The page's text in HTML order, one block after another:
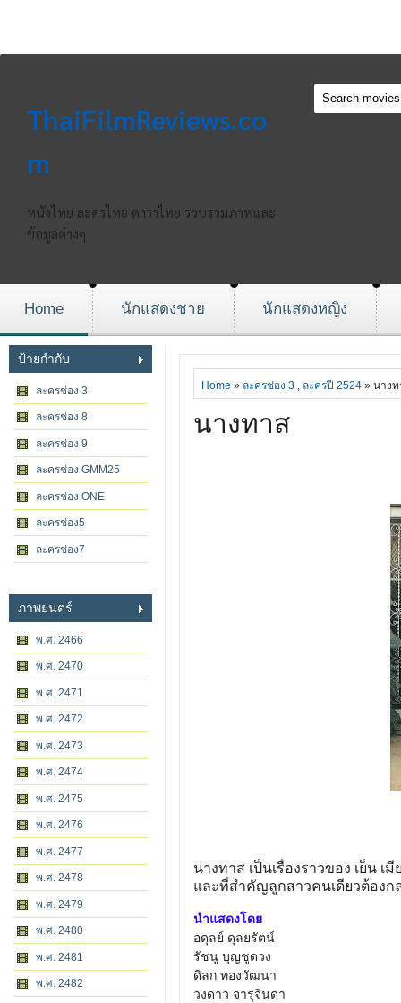
ThaiFilmReviews.co
m
หนังไทย ละครไทย ดาราไทย รวบรวมภาพและ
ข้อมูลต่างๆ
Home นักแสดงชาย นักแสดงหญิง
ป้ายกำกับ
ละครช่อง 3
ละครช่อง 8
ละครช่อง 9
ละครช่อง GMM25
ละครช่อง ONE
ละครช่อง5
ละครช่อง7
ภาพยนตร์
พ.ศ. 2466
พ.ศ. 2470
พ.ศ. 2471
พ.ศ. 2472
พ.ศ. 2473
พ.ศ. 2474
พ.ศ. 2475
พ.ศ. 2476
พ.ศ. 2477
พ.ศ. 2478
พ.ศ. 2479
พ.ศ. 2480
พ.ศ. 2481
พ.ศ. 2482
Home » ละครช่อง 3 , ละครปี 2524 » นาง
นางทาส
นางทาส เป็นเรื่องราวของ เย็น
และที่สำคัญลูกสาวคนเดียวต้อง
นำแสดงโดย
อดุลย์ ดุลยรัตน์
รัชนู บุญชูดวง
ดิลก ทองวัฒนา
วงดาว จารุจินดา